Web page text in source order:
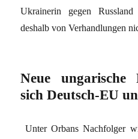
Ukrainerin gegen
deshalb von Verhandlungen
Neue ungarische
sich Deutsch-EU
Unter Orbans Nachfolger